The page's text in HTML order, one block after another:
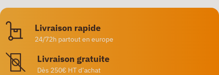
Livraison rapide
24/72h partout en europe
Livraison gratuite
Dès 250€ HT d’achat